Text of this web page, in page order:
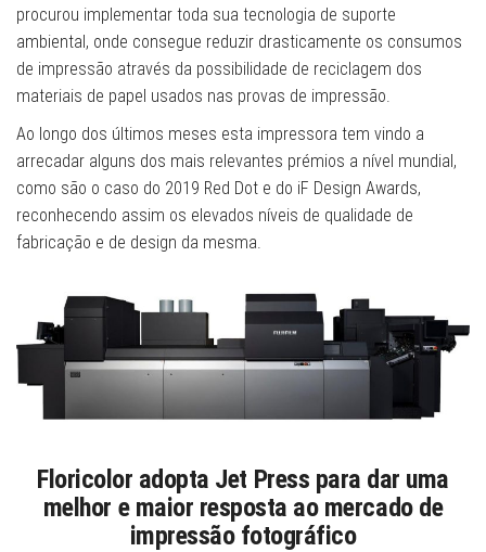
procurou implementar toda sua tecnologia de suporte
ambiental, onde consegue reduzir drasticamente os consumos
de impressão através da possibilidade de reciclagem dos
materiais de papel usados nas provas de impressão.
Ao longo dos últimos meses esta impressora tem vindo a
arrecadar alguns dos mais relevantes prémios a nível mundial,
como são o caso do 2019 Red Dot e do iF Design Awards,
reconhecendo assim os elevados níveis de qualidade de
fabricação e de design da mesma.
Floricolor adopta Jet Press para dar uma
melhor e maior resposta ao mercado de
impressão fotográfico